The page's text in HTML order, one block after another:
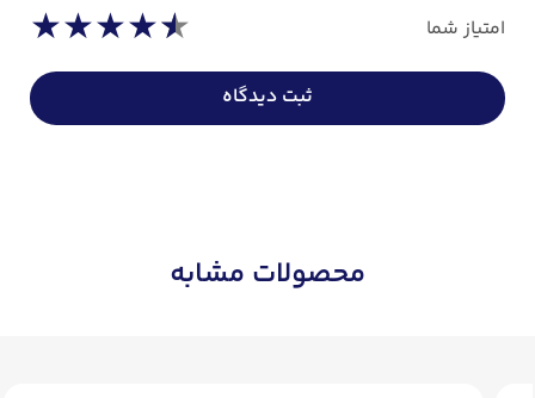
★★★★★ امتیاز شما
ثبت دیدگاه
محصولات مشابه